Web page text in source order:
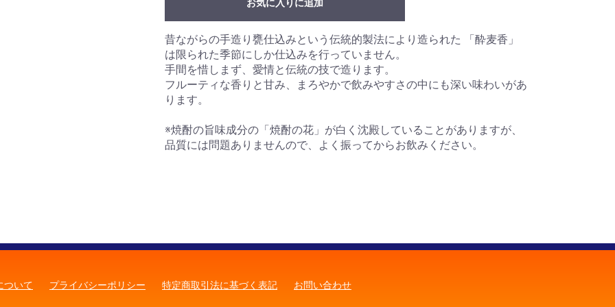
お気に入りに追加
昔ながらの手造り甕仕込みという伝統的製法により造られた 「酔麦香」
は限られた季節にしか仕込みを行っていません。
手間を惜しまず、愛情と伝統の技で造ります。
フルーティな香りと甘み、まろやかで飲みやすさの中にも深い味わいがあ
ります。
※焼酎の旨味成分の「焼酎の花」が白く沈殿していることがありますが、
品質には問題ありませんので、よく振ってからお飲みください。
ついて プライバシーポリシー 特定商取引法に基づく表記 お問い合わせ